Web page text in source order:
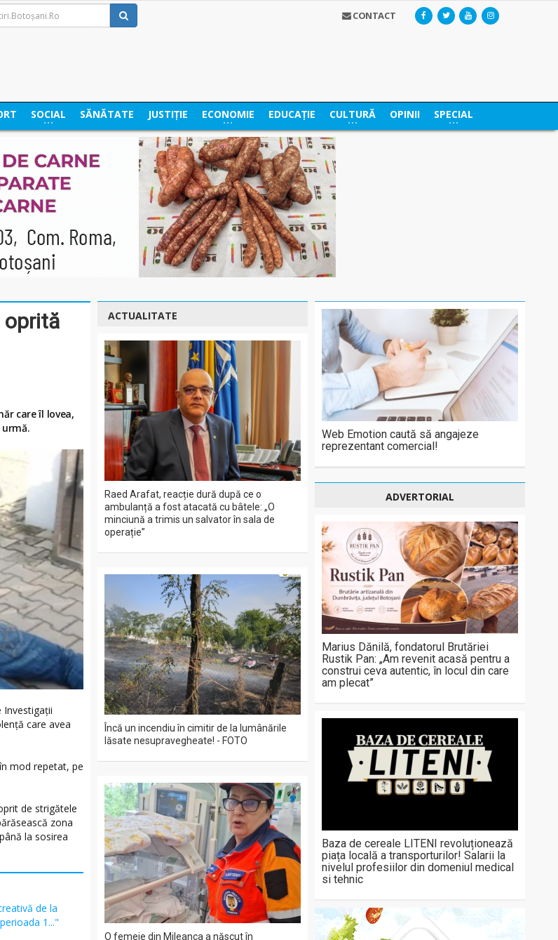
CONTACT
SOCIAL SĂNĂTATE JUSTIȚIE ECONOMIE EDUCAȚIE CULTURĂ OPINII SPECIAL
oprită
care îl lovea,
Investigații
care avea
mod repetat, pe
de strigătele
zona
la sosirea
de la
1..."
ACTUALITATE
Raed Arafat, reacție dură după ce o
ambulanță a fost atacată cu bâtele: „O
minciună a trimis un salvator în sala de
operație”
Încă un incendiu în cimitir de la lumânările
lăsate nesupravegheate! - FOTO
O femeie din Mileanca a născut în
Web Emotion caută să angajeze
reprezentant comercial!
ADVERTORIAL
Marius Dănilă, fondatorul Brutăriei
Rustik Pan: „Am revenit acasă pentru a
construi ceva autentic, în locul din care
am plecat”
Baza de cereale LITENI revoluționează
piața locală a transporturilor! Salarii la
nivelul profesiilor din domeniul medical
si tehnic